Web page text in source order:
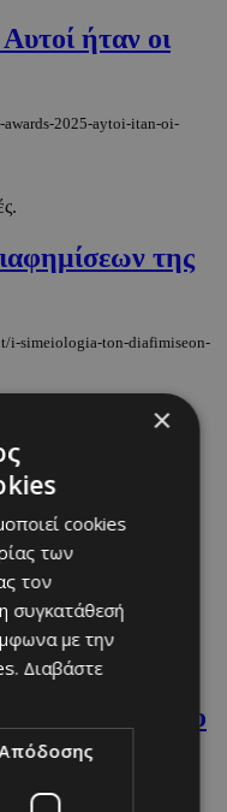
ήταν οι
2025-aytoi-itan-oi-
της
i-simeiologia-ton-diafimiseon-
από το 2000 μέχρι
για τα
osa-prepei-na-gnorizete-
Cooper για το
o-owen-cooper-gia-to-
×
cookies
των
τον
συγκατάθεσή
με την
Διαβάστε